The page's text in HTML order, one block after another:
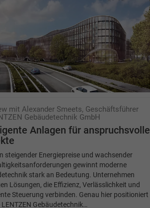
mit Alexander Smeets, Geschäftsführer
Gebäudetechnik GmbH
Anlagen für anspruchsvolle
steigender Energiepreise und wachsender
gewinnt moderne
stark an Bedeutung. Unternehmen
Lösungen, die Effizienz, Verlässlichkeit und
Steuerung verbinden. Genau hier positioniert
LENTZEN Gebäudetechnik…